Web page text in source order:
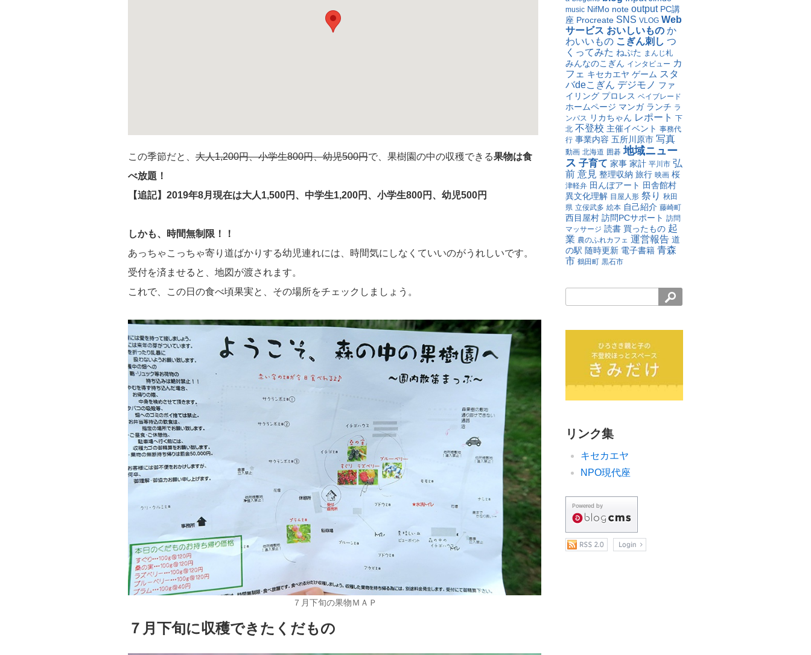
この季節だと、 大人1,200円、小学生800円、幼児500円で、果樹園の中の収穫できる果物は食
べ放題！
【追記】2019年8月現在は大人1,500円、中学生1,200円、小学生800円、幼児500円
しかも、時間無制限！！
あっちゃこっちゃ寄り道ばかりする幼児連れには、時間気にしなくていいのがうれしいです。
受付を済ませると、地図が渡されます。
これで、この日の食べ頃果実と、その場所をチェックしましょう。
７月下旬の果物ＭＡＰ
７月下旬に収穫できたくだもの
music NifMo note output PC講
座 Procreate SNS VLOG Web
サービス おいしいもの か
わいいもの こぎん刺し つ
くってみた ねぷた まんじ札
みんなのこぎん インタビュー カ
フェ キセカエヤ ゲーム スタ
バdeこぎん デジモノ ファ
イリング プロレス ベイブレード
ホームページ マンガ ランチ ラ
ンパス リカちゃん レポート 下
北 不登校 主催イベント 事務代
行 事業内容 五所川原市 写真
動画 北海道 囲碁 地域ニュー
ス 子育て 家事 家計 平川市 弘
前 意見 整理収納 旅行 映画 桜
津軽弁 田んぼアート 田舎館村
異文化理解 目屋人形 祭り 秋田
県 立佞武多 絵本 自己紹介 藤崎町
西目屋村 訪問PCサポート 訪問
マッサージ 読書 買ったもの 起
業 農のふれカフェ 運営報告 道
の駅 随時更新 電子書籍 青森
市 鶴田町 黒石市
リンク集
キセカエヤ
NPO現代座